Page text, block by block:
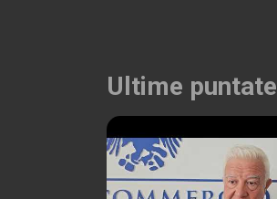
Ultime puntate